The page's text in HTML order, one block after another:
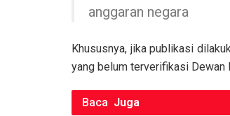
anggaran negara
Khususnya, jika publikasi
yang belum terverifikasi Dewan
Baca Juga